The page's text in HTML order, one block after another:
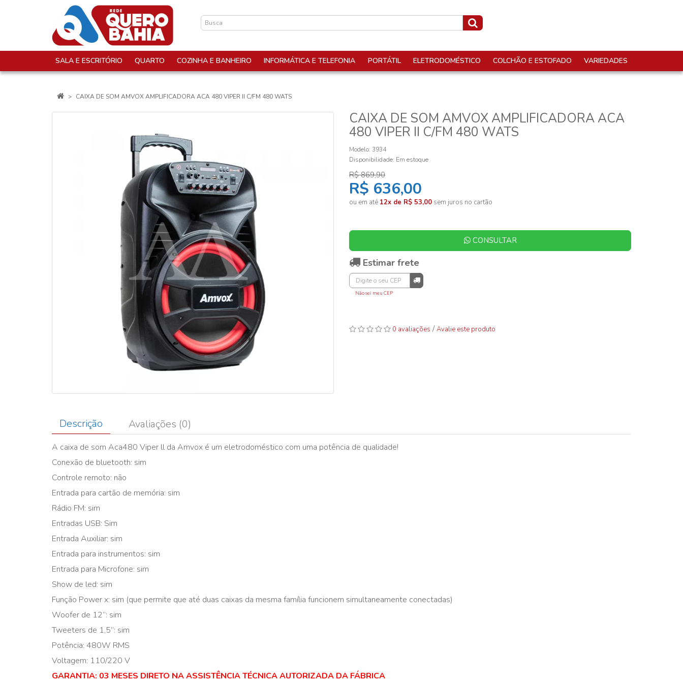
SALA E ESCRITÓRIO QUARTO COZINHA E BANHEIRO INFORMÁTICA E TELEFONIA PORTÁTIL ELETRODOMÉSTICO COLCHÃO E ESTOFADO VARIEDADES
CAIXA DE SOM AMVOX AMPLIFICADORA ACA 480 VIPER II C/FM 480 WATS
CAIXA DE SOM AMVOX AMPLIFICADORA ACA
480 VIPER II C/FM 480 WATS
Modelo: 3934
Disponibilidade: Em estoque
R$ 869,90
R$ 636,00
ou em até 12x de R$ 53,00 sem juros no cartão
CONSULTAR
Estimar frete
Não sei meu CEP
0 avaliações /Avalie este produto
Descrição Avaliações (0)
A caixa de som Aca480 Viper ll da Amvox é um eletrodoméstico com uma potência de qualidade!
Conexão de bluetooth: sim
Controle remoto: não
Entrada para cartão de memória: sim
Rádio FM: sim
Entradas USB: Sim
Entrada Auxiliar: sim
Entrada para instrumentos: sim
Entrada para Microfone: sim
Show de led: sim
Função Power x: sim (que permite que até duas caixas da mesma família funcionem simultaneamente conectadas)
Woofer de 12’’: sim
Tweeters de 1,5’’: sim
Potência: 480W RMS
Voltagem: 110/220 V
GARANTIA: 03 MESES DIRETO NA ASSISTÊNCIA TÉCNICA AUTORIZADA DA FÁBRICA